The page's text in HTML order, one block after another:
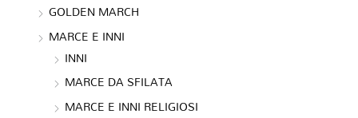
GOLDEN MARCH
MARCE E INNI
INNI
MARCE DA SFILATA
MARCE E INNI RELIGIOSI